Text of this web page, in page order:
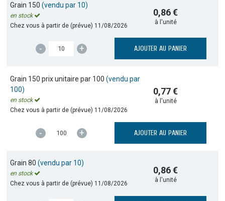
Grain 150(vendu par 10)
en stock
Chez vous à partir de (prévue) 11/08/2026
0,86 €
à l'unité
- + AJOUTER AU PANIER
Grain 150 prix unitaire par 100(vendu par
100)
en stock
Chez vous à partir de (prévue) 11/08/2026
0,77 €
à l'unité
- + AJOUTER AU PANIER
Grain 80(vendu par 10)
en stock
Chez vous à partir de (prévue) 11/08/2026
0,86 €
à l'unité